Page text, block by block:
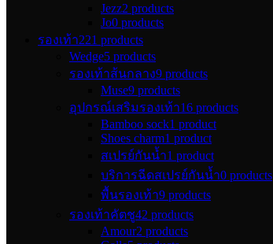
Jezz2 products
Jo0 products
รองเท้า221 products
Wedge5 products
รองเท้าส้นกลาง9 products
Muse9 products
อุปกรณ์เสริมรองเท้า16 products
Bamboo sock1 product
Shoes charm1 product
สเปรย์กันน้ำ1 product
บริการฉีดสเปรย์กันน้ำ0 products
พื้นรองเท้า9 products
รองเท้าคัตชู42 products
Amour2 products